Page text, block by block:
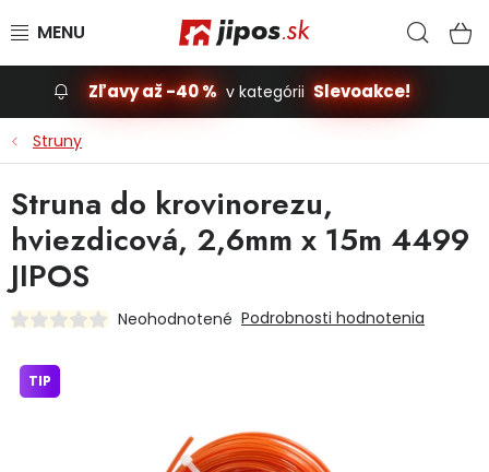
Slevoakce
Stavba, dom
Dielňa
Príslušenstvo pre automobily
Zľavy až -40 % v kategórii Slevoakce!
Struny
Struna do krovinorezu,
hviezdicová, 2,6mm x 15m 4499
JIPOS
Neohodnotené Podrobnosti hodnotenia
TIP